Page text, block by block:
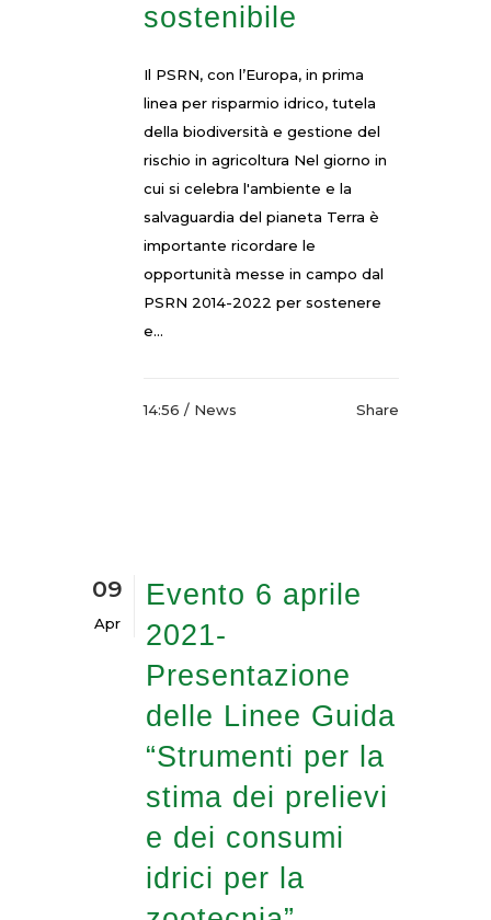
sostenibile
Il PSRN, con l’Europa, in prima
linea per risparmio idrico, tutela
della biodiversità e gestione del
rischio in agricoltura Nel giorno in
cui si celebra l'ambiente e la
salvaguardia del pianeta Terra è
importante ricordare le
opportunità messe in campo dal
PSRN 2014-2022 per sostenere
e...
14:56 / News Share
09
Apr
Evento 6 aprile
2021-
Presentazione
delle Linee Guida
“Strumenti per la
stima dei prelievi
e dei consumi
idrici per la